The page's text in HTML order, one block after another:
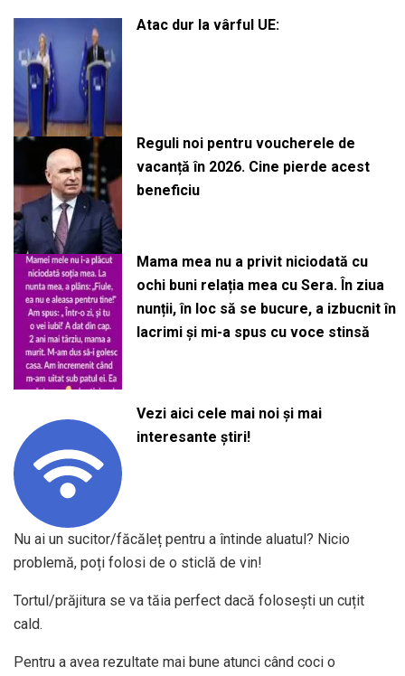
Atac dur la vârful UE:
Reguli noi pentru voucherele de
vacanță în 2026. Cine pierde acest
beneficiu
Mama mea nu a privit niciodată cu
ochi buni relația mea cu Sera. În ziua
nunții, în loc să se bucure, a izbucnit în
lacrimi și mi-a spus cu voce stinsă
Vezi aici cele mai noi și mai
interesante știri!
Nu ai un sucitor/făcăleț pentru a întinde aluatul? Nicio
problemă, poți folosi de o sticlă de vin!
Tortul/prăjitura se va tăia perfect dacă folosești un cuțit
cald.
Pentru a avea rezultate mai bune atunci când coci o